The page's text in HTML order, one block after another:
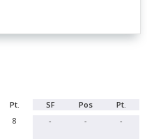
Pt. SF Pos Pt.
8 - - -